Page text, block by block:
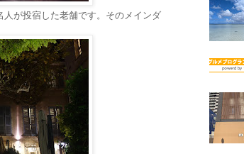
が投宿した老舗です。そのメインダ